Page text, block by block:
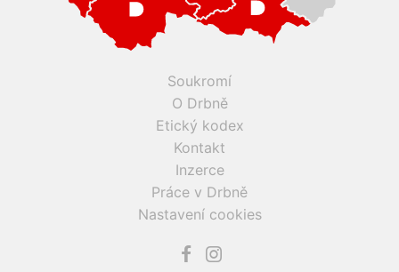
Soukromí
O Drbně
Etický kodex
Kontakt
Inzerce
Práce v Drbně
Nastavení cookies